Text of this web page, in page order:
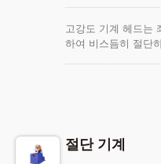
고강도 기계 헤드는
하여 비스듬히 절단
절단 기계